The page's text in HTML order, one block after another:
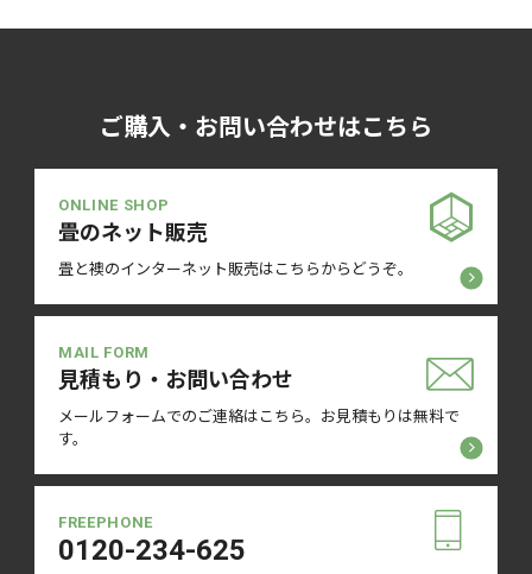
ご購入・お問い合わせはこちら
ONLINE SHOP
畳のネット販売
畳と襖のインターネット販売は こちらからどうぞ。
MAIL FORM
見積もり・お問い合わせ
メールフォームでのご連絡はこちら。 お見積もりは無料で
す。
FREEPHONE
0120-234-625